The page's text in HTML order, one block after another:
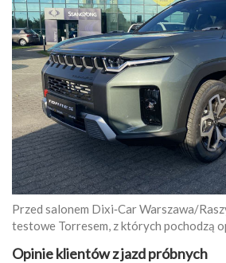
Przed salonem Dixi‑Car Warszawa/
testowe Torresem, z których pochodzą
Opinie klientów z jazd próbnych